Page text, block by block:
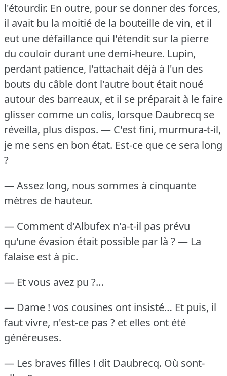
l'étourdir. En outre, pour se donner des forces,
il avait bu la moitié de la bouteille de vin, et il
eut une défaillance qui l'étendit sur la pierre
du couloir durant une demi-heure. Lupin,
perdant patience, l'attachait déjà à l'un des
bouts du câble dont l'autre bout était noué
autour des barreaux, et il se préparait à le faire
glisser comme un colis, lorsque Daubrecq se
réveilla, plus dispos. — C'est fini, murmura-t-il,
je me sens en bon état. Est-ce que ce sera long
?
— Assez long, nous sommes à cinquante
mètres de hauteur.
— Comment d'Albufex n'a-t-il pas prévu
qu'une évasion était possible par là ?— La
falaise est à pic.
— Et vous avez pu ?…
— Dame ! vos cousines ont insisté… Et puis, il
faut vivre, n'est-ce pas ? et elles ont été
généreuses.
— Les braves filles ! dit Daubrecq. Où sont-